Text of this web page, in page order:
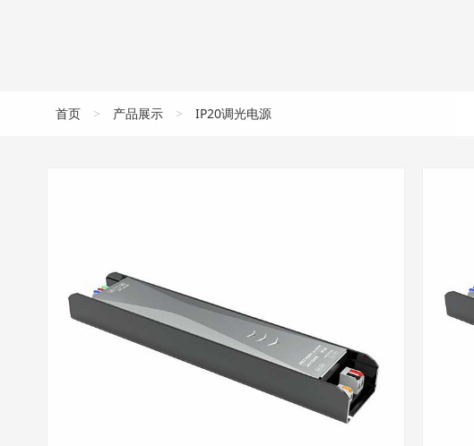
首页 > 产品展示 > IP20调光电源